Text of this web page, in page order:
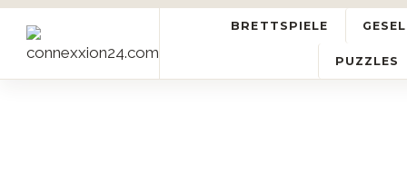
BRETTSPIELE
PUZZLES